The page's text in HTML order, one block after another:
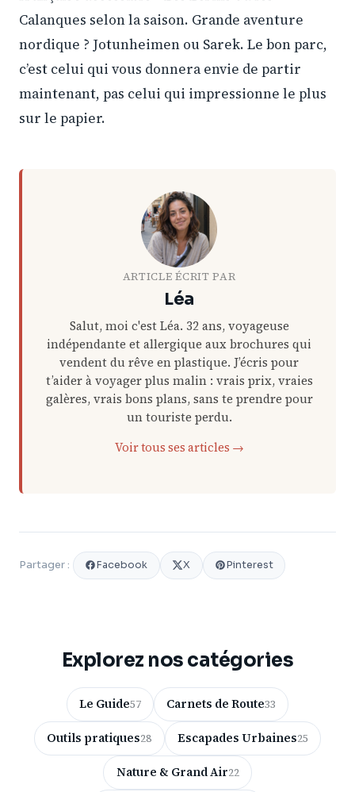
Calanques selon la saison. Grande aventure
nordique ? Jotunheimen ou Sarek. Le bon parc,
c’est celui qui vous donnera envie de partir
maintenant, pas celui qui impressionne le plus
sur le papier.
ARTICLE ÉCRIT PAR
Léa
Salut, moi c'est Léa. 32 ans, voyageuse
indépendante et allergique aux brochures qui
vendent du rêve en plastique. J’écris pour
t’aider à voyager plus malin : vrais prix, vraies
galères, vrais bons plans, sans te prendre pour
un touriste perdu.
Voir tous ses articles →
Partager : Facebook X Pinterest
Explorez nos catégories
Le Guide57 Carnets de Route33
Outils pratiques28 Escapades Urbaines25
Nature & Grand Air22